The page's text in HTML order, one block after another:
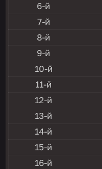
6-й
7-й
8-й
9-й
10-й
11-й
12-й
13-й
14-й
15-й
16-й